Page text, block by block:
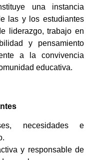
una instancia
las y los estudiantes
liderazgo, trabajo en
y pensamiento
a la convivencia
educativa.
necesidades e
y responsable de